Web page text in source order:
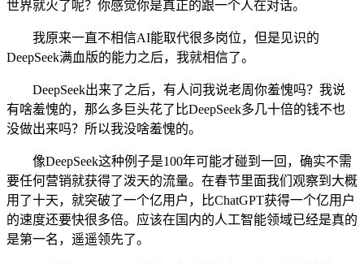
世界就火了呢？你感觉你是真正的跟一个人在对话。
我原来一直不相信AI能取代很多岗位，但是见识的
DeepSeek满血版的能力之后，我就相信了。
DeepSeek出来了之后，有人问我说老周你羞愧吗？我说
有啥羞愧的，那么多巨头花了比DeepSeek多几十倍的钱不也
没做出来吗？所以我没啥羞愧的。
像DeepSeek这种例子是100年可能才碰到一回，确实不需
要任何营销就获得了泼天的流量。在春节里面我们观察到大概
用了十天，就突破了一个亿用户，比ChatGPT获得一个亿用户
的速度还要快很多倍。应该在国内的人工智能领域已经是真的
是第一名，遥遥领先了。